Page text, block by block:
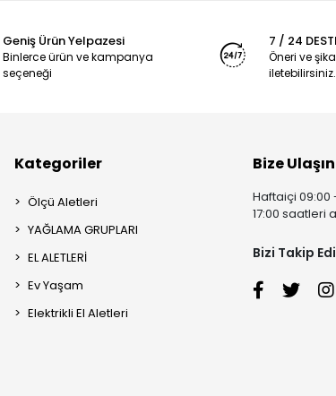
Geniş Ürün Yelpazesi
Binlerce ürün ve kampanya
seçeneği
7 / 24
Öneri ve
iletebilirsiniz.
Kategoriler
Ölçü Aletleri
YAĞLAMA GRUPLARI
EL ALETLERİ
Ev Yaşam
Elektrikli El Aletleri
Bize Ulaşın
Haftaiçi 09:00
17:00 saatleri
Bizi Takip